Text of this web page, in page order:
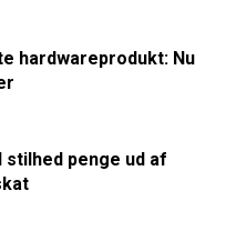
hardwareprodukt: Nu
penge ud af